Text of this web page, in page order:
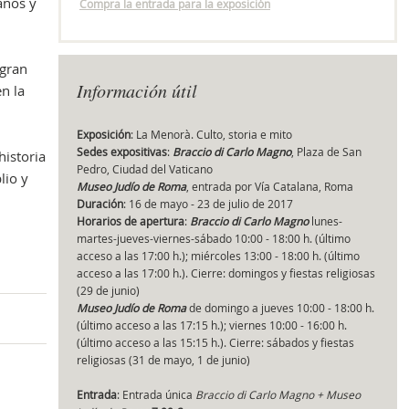
la
y
Compra la entrada para la exposición
Información útil
Exposición: La Menorà. Culto, storia e mito
Sedes expositivas: Braccio di Carlo Magno, Plaza de San
Pedro, Ciudad del Vaticano
Museo Judío de Roma, entrada por Vía Catalana, Roma
Duración: 16 de mayo - 23 de julio de 2017
Horarios de apertura: Braccio di Carlo Magnolunes-
martes-jueves-viernes-sábado 10:00 - 18:00 h. (último
acceso a las 17:00 h.); miércoles 13:00 - 18:00 h. (último
acceso a las 17:00 h.). Cierre: domingos y fiestas religiosas
(29 de junio)
Museo Judío de Romade domingo a jueves 10:00 - 18:00 h.
(último acceso a las 17:15 h.); viernes 10:00 - 16:00 h.
(último acceso a las 15:15 h.). Cierre: sábados y fiestas
religiosas (31 de mayo, 1 de junio)
Entrada: Entrada única Braccio di Carlo Magno + Museo